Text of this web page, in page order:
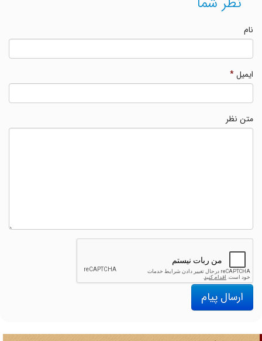
ایمیل*
متن نظر
ارسال پیام